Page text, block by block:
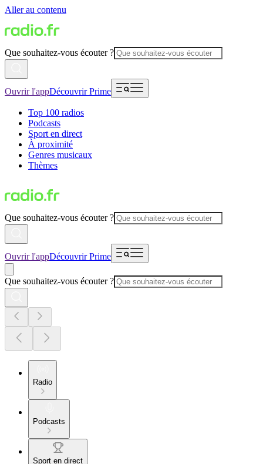
Aller au contenu
Que souhaitez-vous écouter ?
Ouvrir l'appDécouvrir Prime
Top 100 radios
Podcasts
Sport en direct
À proximité
Genres musicaux
Thèmes
Que souhaitez-vous écouter ?
Ouvrir l'appDécouvrir Prime
Que souhaitez-vous écouter ?
Radio
Podcasts
Sport en direct